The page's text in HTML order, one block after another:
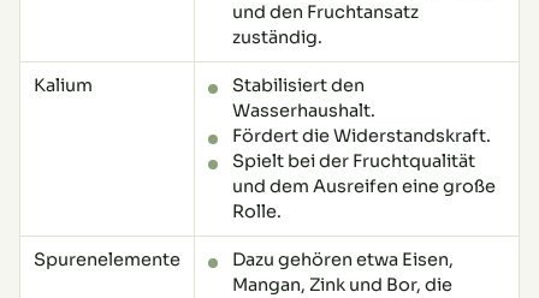
und den Fruchtansatz
zuständig.
Kalium
Stabilisiert den
Wasserhaushalt.
Fördert die Widerstandskraft.
Spielt bei der Fruchtqualität
und dem Ausreifen eine große
Rolle.
Spurenelemente
Dazu gehören etwa Eisen,
Mangan, Zink und Bor, die